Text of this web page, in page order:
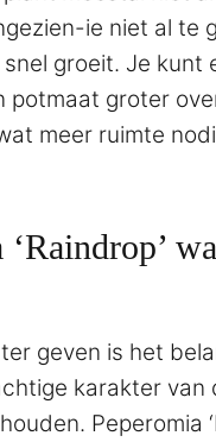
ie niet al te
groeit. Je kunt
potmaat groter
meer ruimte
geven is het
karakter van
Peperomia